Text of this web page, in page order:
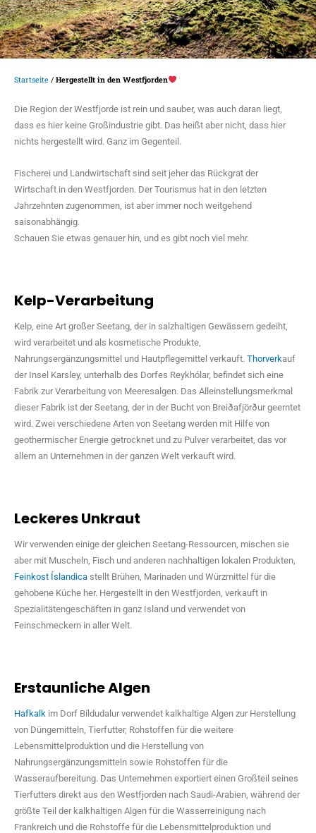
Startseite / Hergestellt in den Westfjorden
Die Region der Westfjorde ist rein und sauber, was auch daran liegt,
dass es hier keine Großindustrie gibt. Das heißt aber nicht, dass hier
nichts hergestellt wird. Ganz im Gegenteil.
Fischerei und Landwirtschaft sind seit jeher das Rückgrat der
Wirtschaft in den Westfjorden. Der Tourismus hat in den letzten
Jahrzehnten zugenommen, ist aber immer noch weitgehend
saisonabhängig.
Schauen Sie etwas genauer hin, und es gibt noch viel mehr.
Kelp-Verarbeitung
Kelp, eine Art großer Seetang, der in salzhaltigen Gewässern gedeiht,
wird verarbeitet und als kosmetische Produkte,
Nahrungsergänzungsmittel und Hautpflegemittel verkauft. Thorverkauf
der Insel Karsley, unterhalb des Dorfes Reykhólar, befindet sich eine
Fabrik zur Verarbeitung von Meeresalgen. Das Alleinstellungsmerkmal
dieser Fabrik ist der Seetang, der in der Bucht von Breiðafjörður geerntet
wird. Zwei verschiedene Arten von Seetang werden mit Hilfe von
geothermischer Energie getrocknet und zu Pulver verarbeitet, das vor
allem an Unternehmen in der ganzen Welt verkauft wird.
Leckeres Unkraut
Wir verwenden einige der gleichen Seetang-Ressourcen, mischen sie
aber mit Muscheln, Fisch und anderen nachhaltigen lokalen Produkten,
Feinkost Íslandica stellt Brühen, Marinaden und Würzmittel für die
gehobene Küche her. Hergestellt in den Westfjorden, verkauft in
Spezialitätengeschäften in ganz Island und verwendet von
Feinschmeckern in aller Welt.
Erstaunliche Algen
Hafkalk im Dorf Bíldudalur verwendet kalkhaltige Algen zur Herstellung
von Düngemitteln, Tierfutter, Rohstoffen für die weitere
Lebensmittelproduktion und die Herstellung von
Nahrungsergänzungsmitteln sowie Rohstoffen für die
Wasseraufbereitung. Das Unternehmen exportiert einen Großteil seines
Tierfutters direkt aus den Westfjorden nach Saudi-Arabien, während der
größte Teil der kalkhaltigen Algen für die Wasserreinigung nach
Frankreich und die Rohstoffe für die Lebensmittelproduktion und